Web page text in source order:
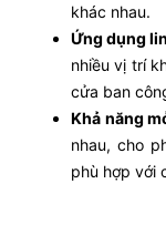
khác nhau.
Ứng dụng
nhiều vị trí
cửa ban
Khả năng
nhau, cho
phù hợp với